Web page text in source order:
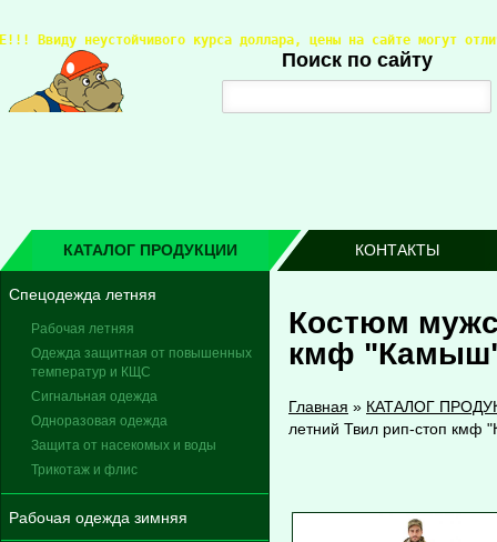
Поиск по сайту
Ввиду неустойчивого курса доллара, цены на сайте могут
КАТАЛОГ ПРОДУКЦИИ КОНТАКТЫ
Спецодежда летняя
Рабочая летняя
Одежда защитная от повышенных
температур и КЩС
Сигнальная одежда
Одноразовая одежда
Защита от насекомых и воды
Трикотаж и флис
Рабочая одежда зимняя
Костюм
кмф
Главная » КАТАЛОГ
летний Твил рип-стоп кмф